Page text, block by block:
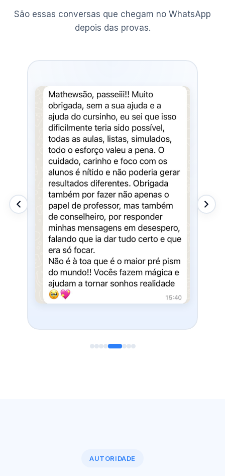
São essas conversas que chegam no WhatsApp
depois das provas.
AUTORIDADE